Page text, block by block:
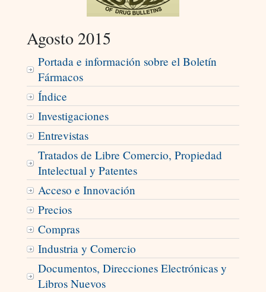
Agosto 2015
Portada e información sobre el Boletín
Fármacos
Índice
Investigaciones
Entrevistas
Tratados de Libre Comercio, Propiedad
Intelectual y Patentes
Acceso e Innovación
Precios
Compras
Industria y Comercio
Documentos, Direcciones Electrónicas y
Libros Nuevos